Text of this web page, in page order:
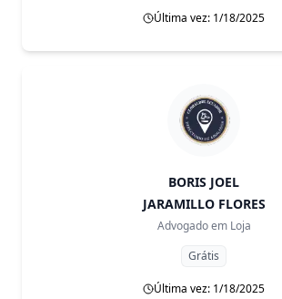
Última vez: 1/18/2025
BORIS JOEL
JARAMILLO FLORES
Advogado em Loja
Grátis
Última vez: 1/18/2025